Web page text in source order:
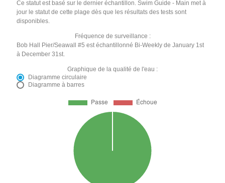
Ce statut est basé sur le dernier échantillon. Swim Guide - Main met à
jour le statut de cette plage dès que les résultats des tests sont
disponibles.
Fréquence de surveillance :
Bob Hall Pier/Seawall #5 est échantillonné Bi-Weekly de January 1st
à December 31st.
Graphique de la qualité de l'eau :
Diagramme circulaire
Diagramme à barres